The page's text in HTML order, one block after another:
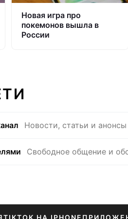
Новая игра про
покемонов вышла в
России
Новости, статьи и
Свободное общение и